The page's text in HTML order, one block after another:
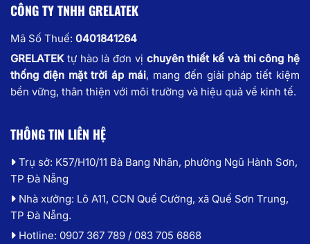
CÔNG TY TNHH GRELATEK
Mã Số Thuế: 0401841264
GRELATEKtự hào là đơn vị chuyên thiết kế và thi công hệ
thống điện mặt trời áp mái, mang đến giải pháp tiết kiệm
bền vững, thân thiện với môi trường và hiệu quả về kinh tế.
THÔNG TIN LIÊN HỆ
Trụ sở: K57/H10/11 Bà Bang Nhãn, phường Ngũ Hành Sơn,
TP Đà Nẵng
Nhà xưởng: Lô A11, CCN Quế Cường, xã Quế Sơn Trung,
TP Đà Nẵng.
Hotline: 0907 367 789 / 083 705 6868